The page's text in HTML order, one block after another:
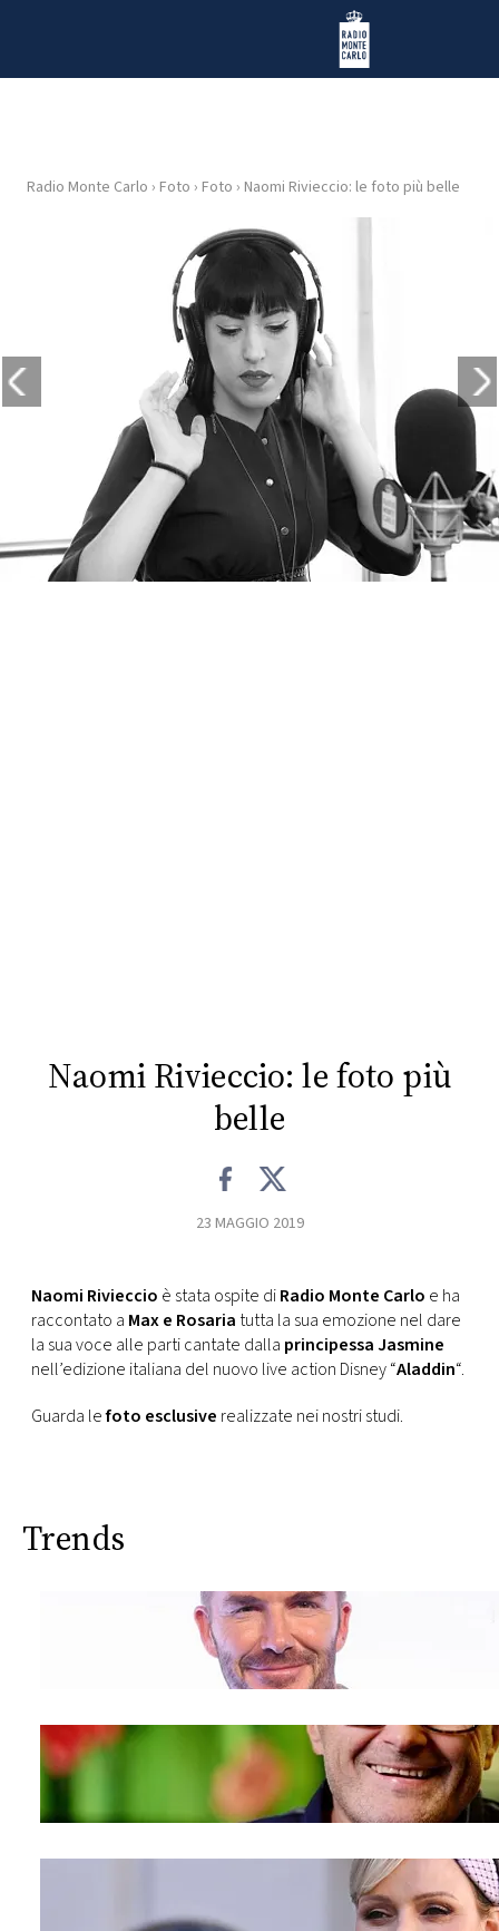
Radio Monte Carlo
HOME
PLAYLIST
FOTO
Radio Monte Carlo › Foto › Foto › Naomi Rivieccio: le foto più belle
Naomi Rivieccio: le foto più
belle
23 MAGGIO 2019
Naomi Rivieccio è stata ospite diRadio Monte Carlo e ha
raccontato a Max e Rosaria tutta la sua emozione nel dare
la sua voce alle parti cantate dalla principessa Jasmine
nell’edizione italiana del nuovo live action Disney “Aladdin“.
Guarda lefoto esclusive realizzate nei nostri studi.
Trends